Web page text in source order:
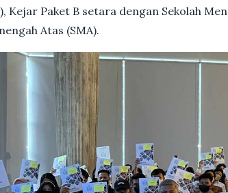
Kejar Paket B setara dengan Sekolah
Atas (SMA).